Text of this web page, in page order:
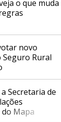
o que muda
novo
Seguro Rural
Secretaria de
Mapa